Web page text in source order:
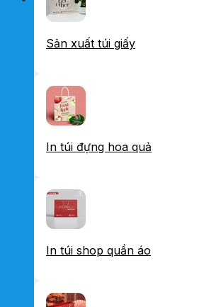
Sản xuất túi giấy
In túi đựng hoa quả
In túi shop quần áo